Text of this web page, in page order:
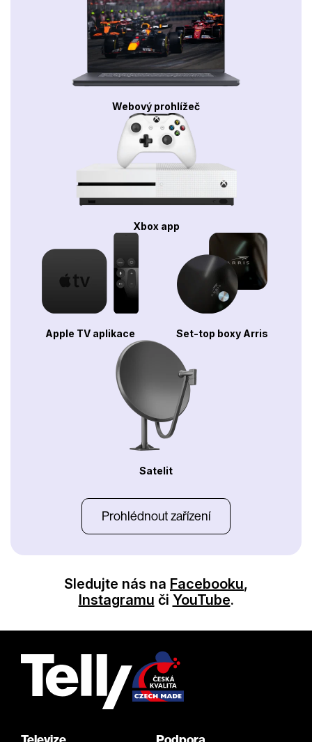
Webový prohlížeč
Xbox app
Apple TV aplikace Set-top boxy Arris
Satelit
Prohlédnout zařízení
Sledujte nás na Facebooku,
Instagramu či YouTube.